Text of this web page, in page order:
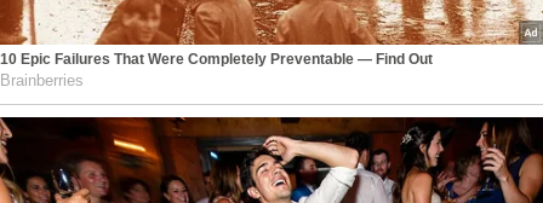
10 Epic Failures That Were Completely Preventable — Find Out
Brainberries